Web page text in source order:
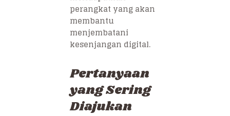
perangkat yang akan
membantu
menjembatani
kesenjangan digital.
Pertanyaan
yang Sering
Diajukan